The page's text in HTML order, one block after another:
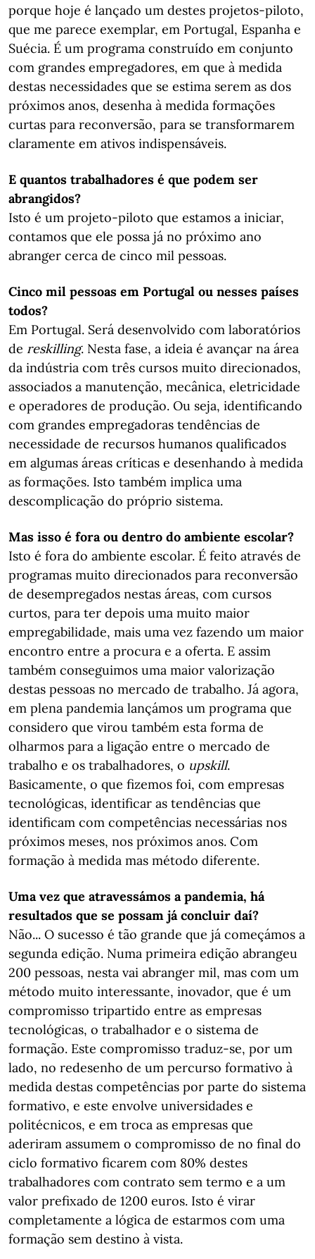
porque hoje é lançado um destes projetos-piloto,
que me parece exemplar, em Portugal, Espanha e
Suécia. É um programa construído em conjunto
com grandes empregadores, em que à medida
destas necessidades que se estima serem as dos
próximos anos, desenha à medida formações
curtas para reconversão, para se transformarem
claramente em ativos indispensáveis.
E quantos trabalhadores é que podem ser
abrangidos?
Isto é um projeto-piloto que estamos a iniciar,
contamos que ele possa já no próximo ano
abranger cerca de cinco mil pessoas.
Cinco mil pessoas em Portugal ou nesses países
todos?
Em Portugal. Será desenvolvido com laboratórios
de reskilling. Nesta fase, a ideia é avançar na área
da indústria com três cursos muito direcionados,
associados a manutenção, mecânica, eletricidade
e operadores de produção. Ou seja, identificando
com grandes empregadoras tendências de
necessidade de recursos humanos qualificados
em algumas áreas críticas e desenhando à medida
as formações. Isto também implica uma
descomplicação do próprio sistema.
Mas isso é fora ou dentro do ambiente escolar?
Isto é fora do ambiente escolar. É feito através de
programas muito direcionados para reconversão
de desempregados nestas áreas, com cursos
curtos, para ter depois uma muito maior
empregabilidade, mais uma vez fazendo um maior
encontro entre a procura e a oferta. E assim
também conseguimos uma maior valorização
destas pessoas no mercado de trabalho. Já agora,
em plena pandemia lançámos um programa que
considero que virou também esta forma de
olharmos para a ligação entre o mercado de
trabalho e os trabalhadores, o upskill.
Basicamente, o que fizemos foi, com empresas
tecnológicas, identificar as tendências que
identificam com competências necessárias nos
próximos meses, nos próximos anos. Com
formação à medida mas método diferente.
Uma vez que atravessámos a pandemia, há
resultados que se possam já concluir daí?
Não... O sucesso é tão grande que já começámos a
segunda edição. Numa primeira edição abrangeu
200 pessoas, nesta vai abranger mil, mas com um
método muito interessante, inovador, que é um
compromisso tripartido entre as empresas
tecnológicas, o trabalhador e o sistema de
formação. Este compromisso traduz-se, por um
lado, no redesenho de um percurso formativo à
medida destas competências por parte do sistema
formativo, e este envolve universidades e
politécnicos, e em troca as empresas que
aderiram assumem o compromisso de no final do
ciclo formativo ficarem com 80% destes
trabalhadores com contrato sem termo e a um
valor prefixado de 1200 euros. Isto é virar
completamente a lógica de estarmos com uma
formação sem destino à vista.